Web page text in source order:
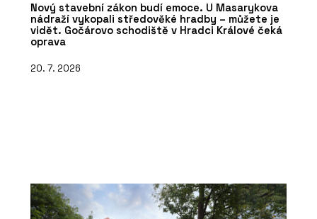
Nový stavební zákon budí emoce. U Masarykova
nádraží vykopali středověké hradby – můžete je
vidět. Gočárovo schodiště v Hradci Králové čeká
oprava
20. 7. 2026